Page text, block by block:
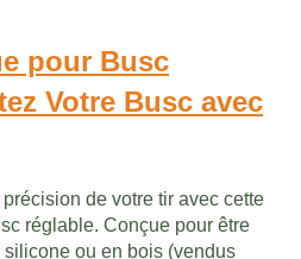
pour Busc
Votre Busc avec
de votre tir avec cette
réglable. Conçue pour être
silicone ou en bois (vendus